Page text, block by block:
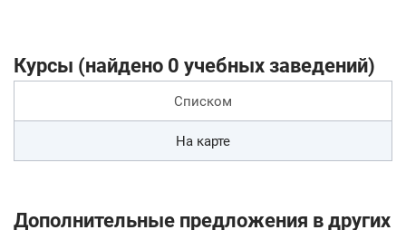
Курсы (найдено 0 учебных заведений)
Списком
На карте
Дополнительные предложения в других